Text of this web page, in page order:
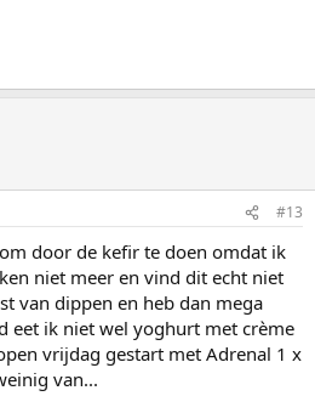
#13
door de kefir te doen omdat ik
niet meer en vind dit echt niet
van dippen en heb dan mega
eet ik niet wel yoghurt met crème
vrijdag gestart met Adrenal 1 x
van...